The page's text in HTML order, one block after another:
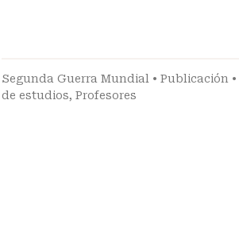
Segunda Guerra Mundial • Publicación •
de estudios, Profesores